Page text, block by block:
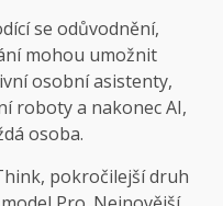
se odůvodnění,
mohou umožnit
osobní asistenty,
roboty a nakonec AI,
osoba.
pokročilejší druh